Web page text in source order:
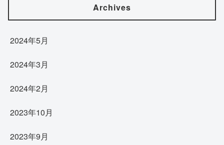
Archives
2024年5月
2024年3月
2024年2月
2023年10月
2023年9月